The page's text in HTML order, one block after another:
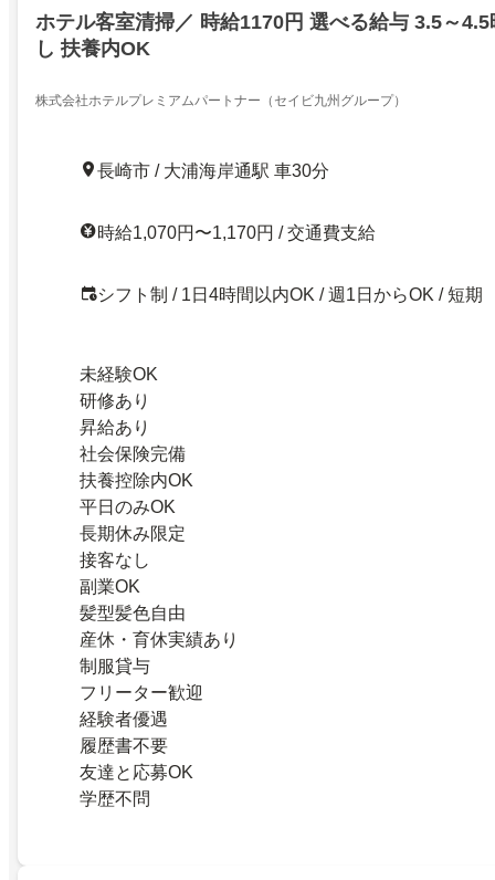
ホテル客室清掃／ 時給1170円 選べる給与 3.5～
し 扶養内OK
株式会社ホテルプレミアムパートナー（セイビ九州グループ）
長崎市 / 大浦海岸通駅 車30分
時給1,070円〜1,170円 / 交通費支給
シフト制 / 1日4時間以内OK / 週1日からOK / 短期
未経験OK
研修あり
昇給あり
社会保険完備
扶養控除内OK
平日のみOK
長期休み限定
接客なし
副業OK
髪型髪色自由
産休・育休実績あり
制服貸与
フリーター歓迎
経験者優遇
履歴書不要
友達と応募OK
学歴不問